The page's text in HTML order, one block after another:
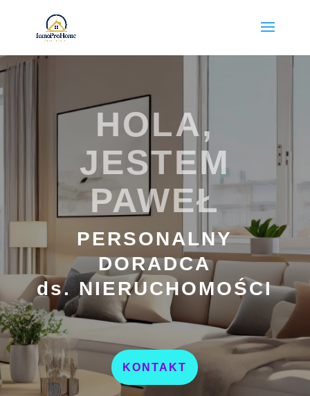
HOLA,
JESTEM
PAWEŁ
PERSONALNY
DORADCA
ds. NIERUCHOMOŚCI
KONTAKT